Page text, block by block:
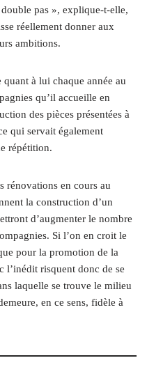
pas », explique-t-elle,
réellement donner aux
ambitions.
à lui chaque année au
qu’il accueille en
des pièces présentées à
qui servait également
répétition.
rénovations en cours au
la construction d’un
d’augmenter le nombre
Si l’on en croit le
pour la promotion de la
l’inédit risquent donc de se
laquelle se trouve le milieu
en ce sens, fidèle à